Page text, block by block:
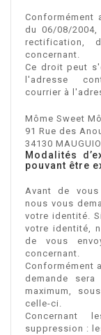
Conformément
du 06/08/
rectification,
concernant.
Ce droit peut
l'adresse
courrier à
Môme Sweet
91 Rue des
34130 MAUGUIO
Modalités
pouvant être
Avant de vous
nous vous
votre identité.
votre identité,
de vous
concernant.
Conformément
demande
maximum,
celle-ci.
Concernant
suppression :